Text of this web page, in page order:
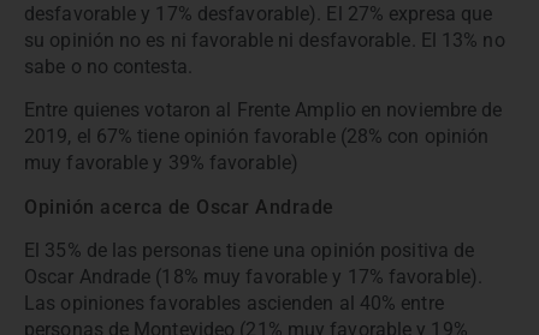
desfavorable y 17% desfavorable). El 27% expresa que
su opinión no es ni favorable ni desfavorable. El 13% no
sabe o no contesta.
Entre quienes votaron al Frente Amplio en noviembre de
2019, el 67% tiene opinión favorable (28% con opinión
muy favorable y 39% favorable)
Opinión acerca de Oscar Andrade
El 35% de las personas tiene una opinión positiva de
Oscar Andrade (18% muy favorable y 17% favorable).
Las opiniones favorables ascienden al 40% entre
personas de Montevideo (21% muy favorable y 19%